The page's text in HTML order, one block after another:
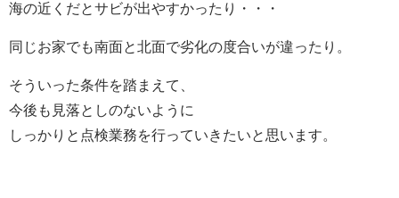
海の近くだとサビが出やすかったり・・・
同じお家でも南面と北面で劣化の度合いが違ったり。
そういった条件を踏まえて、
今後も見落としのないように
しっかりと点検業務を行っていきたいと思います。